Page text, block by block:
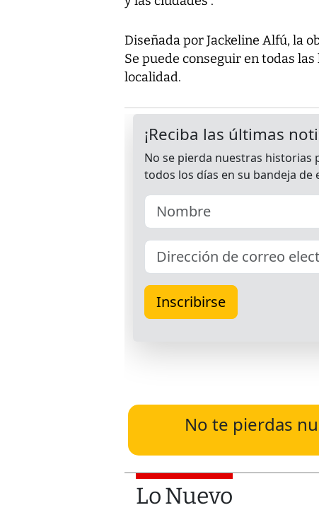
Diseñada por Jackeline Alfú, la
Se puede conseguir en todas
localidad.
No te pierdas
Lo Nuevo